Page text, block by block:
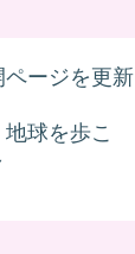
ージを更新
球を歩こ